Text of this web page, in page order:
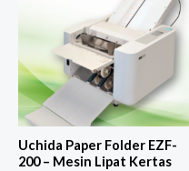
Uchida Paper Folder EZF-
200 – Mesin Lipat Kertas